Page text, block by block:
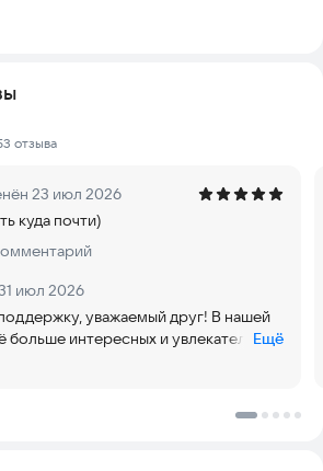
испытания и знакомьтесь с другими
это симулятор культивации с
где вас ждёт бесконечная
бой и награды даже в АФК.
от бесконечного открытия
в неповторимую атмосферу мира
вы можете заранее найти нашу
Idle RPG» в VK и TG, чтобы первыми
новости и информацию!
и ценные артефакты.
отзыва
23 июл 2026
куда почти)
июл 2026
уважаемый друг! В нашей
больше интересных и увлекательных
Ещё